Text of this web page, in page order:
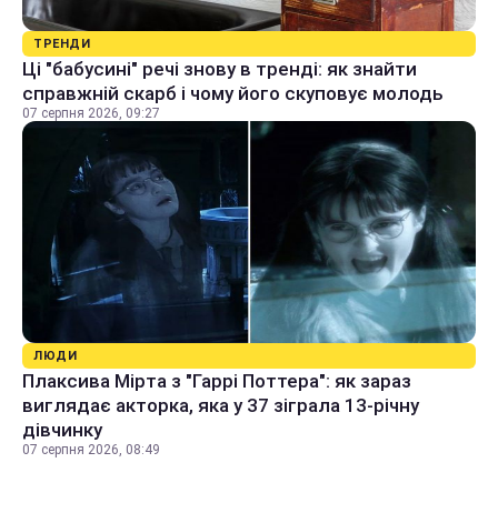
ТРЕНДИ
Ці "бабусині" речі знову в тренді: як знайти
справжній скарб і чому його скуповує молодь
07 серпня 2026, 09:27
ЛЮДИ
Плаксива Мірта з "Гаррі Поттера": як зараз
виглядає акторка, яка у 37 зіграла 13-річну
дівчинку
07 серпня 2026, 08:49